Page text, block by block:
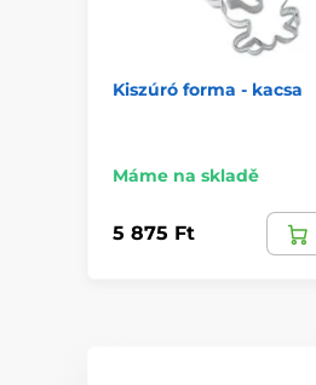
Kiszúró forma - kacsa
Máme na skladě
5 875 Ft